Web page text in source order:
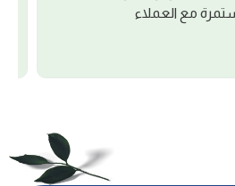
وأﻋﻠﻰ ﺟﻮدة.